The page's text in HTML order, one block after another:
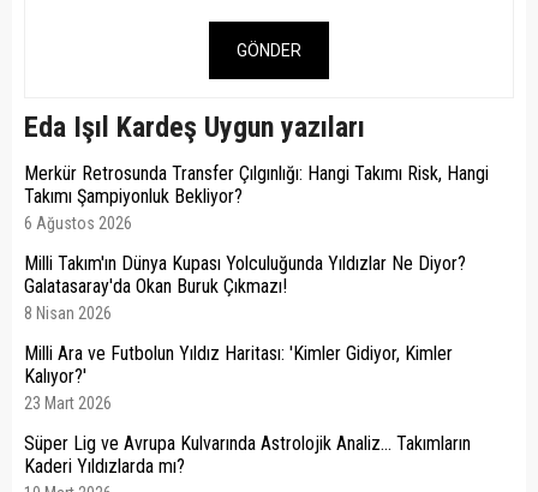
GÖNDER
Eda Işıl Kardeş Uygun yazıları
Merkür Retrosunda Transfer Çılgınlığı: Hangi Takımı Risk, Hangi
Takımı Şampiyonluk Bekliyor?
6 Ağustos 2026
Milli Takım'ın Dünya Kupası Yolculuğunda Yıldızlar Ne Diyor?
Galatasaray'da Okan Buruk Çıkmazı!
8 Nisan 2026
Milli Ara ve Futbolun Yıldız Haritası: 'Kimler Gidiyor, Kimler
Kalıyor?'
23 Mart 2026
Süper Lig ve Avrupa Kulvarında Astrolojik Analiz... Takımların
Kaderi Yıldızlarda mı?